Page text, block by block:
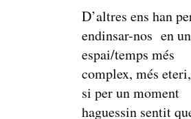
D’altres ens han
endinsar-nos en un
espai/temps més
complex, més
si per un moment
haguessin sentit